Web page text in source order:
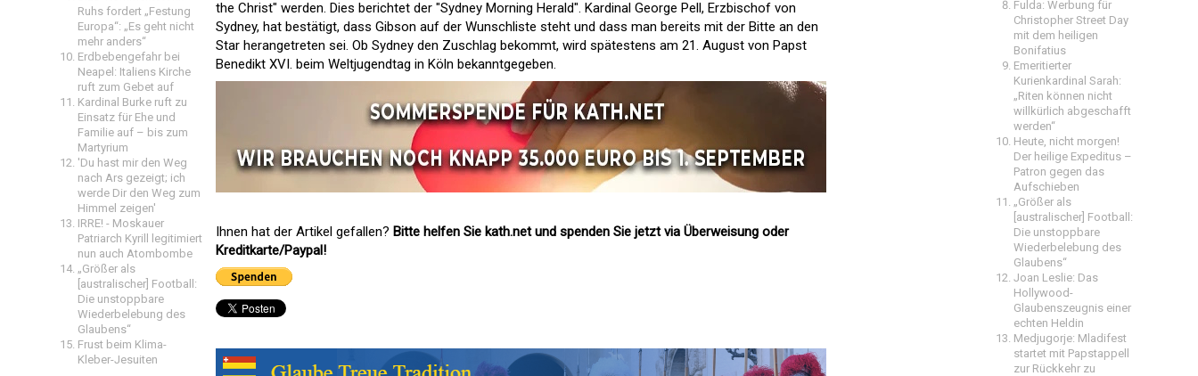
Ruhs fordert „Festung
Europa“: „Es geht nicht
mehr anders“
Erdbebengefahr bei
Neapel: Italiens Kirche
ruft zum Gebet auf
Kardinal Burke ruft zu
Einsatz für Ehe und
Familie auf – bis zum
Martyrium
'Du hast mir den Weg
nach Ars gezeigt; ich
werde Dir den Weg zum
Himmel zeigen'
IRRE! - Moskauer
Patriarch Kyrill legitimiert
nun auch Atombombe
„Größer als
[australischer] Football:
Die unstoppbare
Wiederbelebung des
Glaubens“
Frust beim Klima-
Kleber-Jesuiten
the Christ" werden. Dies berichtet der "Sydney Morning Herald". Kardinal George Pell, Erzbischof von
Sydney, hat bestätigt, dass Gibson auf der Wunschliste steht und dass man bereits mit der Bitte an den
Star herangetreten sei. Ob Sydney den Zuschlag bekommt, wird spätestens am 21. August von Papst
Benedikt XVI. beim Weltjugendtag in Köln bekanntgegeben.
Ihnen hat der Artikel gefallen? Bitte helfen Sie kath.net und spenden Sie jetzt via Überweisung oder
Kreditkarte/Paypal!
Fulda: Werbung für
Christopher Street Day
mit dem heiligen
Bonifatius
Emeritierter
Kurienkardinal Sarah:
„Riten können nicht
willkürlich abgeschafft
werden“
Heute, nicht morgen!
Der heilige Expeditus –
Patron gegen das
Aufschieben
„Größer als
[australischer] Football:
Die unstoppbare
Wiederbelebung des
Glaubens“
Joan Leslie: Das
Hollywood-
Glaubenszeugnis einer
echten Heldin
Medjugorje: Mladifest
startet mit Papstappell
zur Rückkehr zu